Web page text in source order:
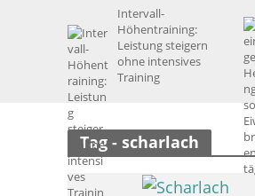
Intervall-
Höhentraining:
Leistung steigern
ohne intensives
Training
Tag - scharlach